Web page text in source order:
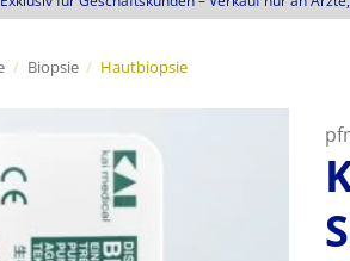
/ Biopsie / Hautbiopsie